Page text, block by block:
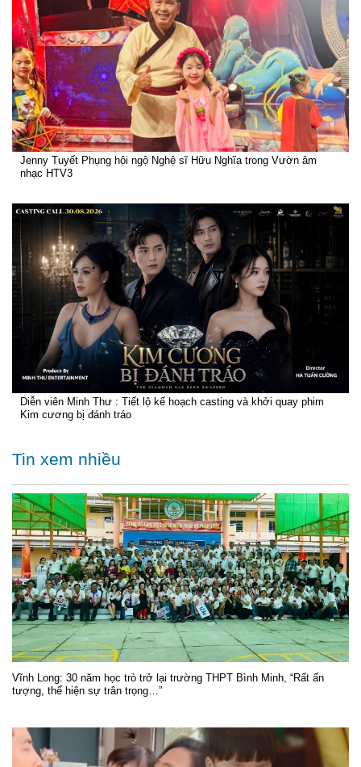
Jenny Tuyết Phụng hội ngộ Nghệ sĩ Hữu Nghĩa trong Vườn âm
nhạc HTV3
Diễn viên Minh Thư : Tiết lộ kế hoạch casting và khởi quay phim
Kim cương bị đánh tráo
Tin xem nhiều
Vĩnh Long: 30 năm học trò trở lại trường THPT Bình Minh, “Rất ấn
tượng, thể hiện sự trân trọng…”